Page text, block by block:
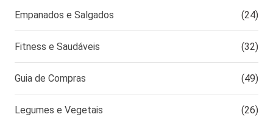
Empanados e Salgados (24)
Fitness e Saudáveis (32)
Guia de Compras (49)
Legumes e Vegetais (26)